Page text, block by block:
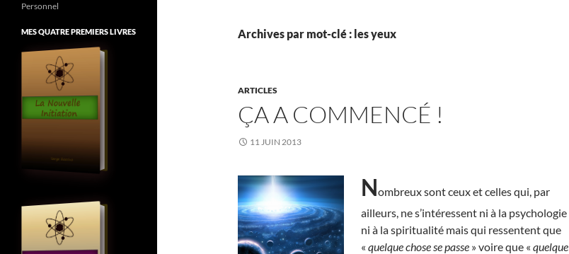
Archives par mot-clé : les yeux
ARTICLES
ÇA A COMMENCÉ !
11 JUIN 2013
Nombreux sont ceux et celles qui, par
ailleurs, ne s’intéressent ni à la psychologie
ni à la spiritualité mais qui ressentent que
« quelque chose se passe » voire que « quelque
Personnel
MES QUATRE PREMIERS LIVRES